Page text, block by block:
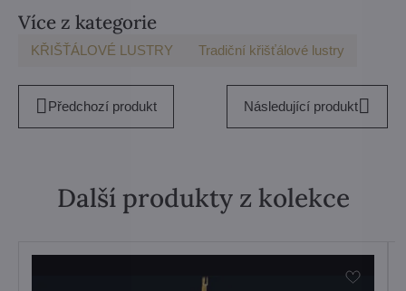
Více z kategorie
KŘIŠŤÁLOVÉ LUSTRY Tradiční křišťálové lustry
Předchozí produkt Následující produkt
Další produkty z kolekce